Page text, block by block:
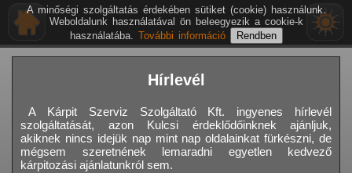
Hírlevél
A Kárpit Szerviz Szolgáltató Kft. ingyenes hírlevél
szolgáltatását, azon Kulcsi érdeklődőinknek ajánljuk,
akiknek nincs idejük nap mint nap oldalainkat fürkészni, de
mégsem szeretnének lemaradni egyetlen kedvező
kárpitozási ajánlatunkról sem.
A minőségi szolgáltatás érdekében sütiket (cookie) használunk.
Weboldalunk használatával ön beleegyezik a cookie-k
használatába. További információ